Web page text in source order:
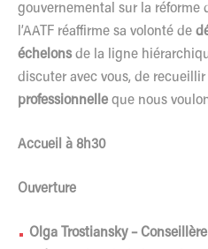
gouvernemental sur la réforme
l’AATF réaffirme sa volonté de
échelons de la ligne
discuter avec vous, de
professionnelle que nous
Accueil à 8h30
Ouverture
Olga Trostiansky – Conseillère